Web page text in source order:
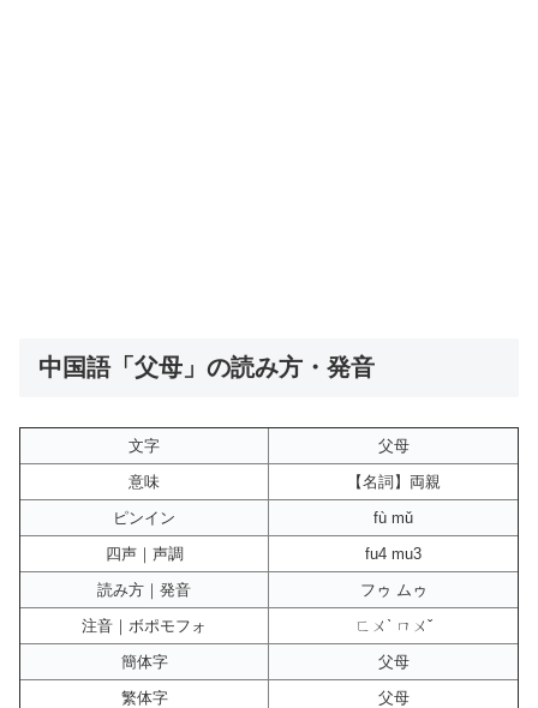
中国語「父母」の読み方・発音
文字
父母
意味
【名詞】両親
ピンイン
fù mǔ
四声｜声調
fu4 mu3
読み方｜発音
フゥ ムゥ
注音｜ボポモフォ
ㄈㄨˋ ㄇㄨˇ
簡体字
父母
繁体字
父母